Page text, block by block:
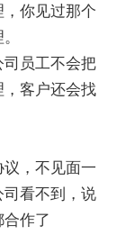
你见过那个
司员工不会把
客户还会找
议，不见面一
看不到，说
作了